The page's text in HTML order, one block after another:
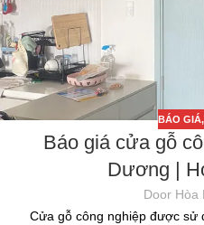
BÁO GIÁ,
Báo giá cửa gỗ
Dương |
Door Hòa
Cửa gỗ công nghiệp được sử